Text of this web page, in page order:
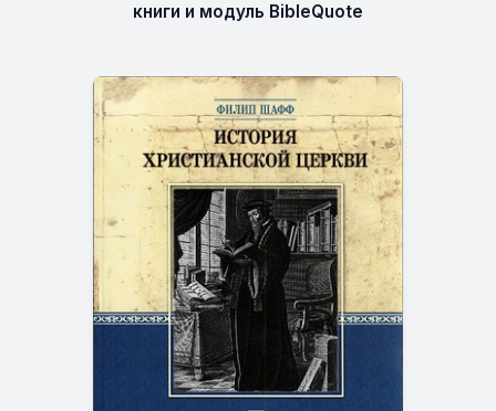
книги и модуль BibleQuote